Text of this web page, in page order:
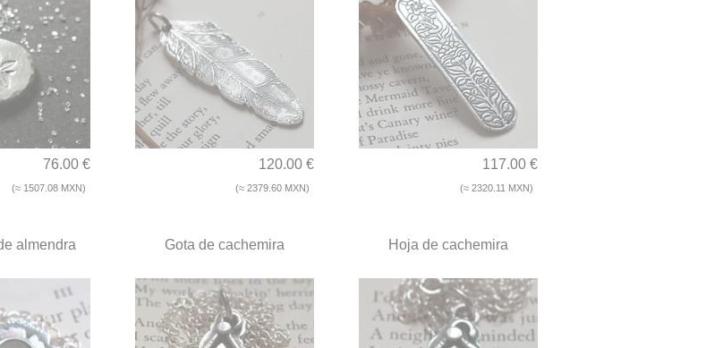
76.00 €
(≈ 1507.08 MXN)
120.00 €
(≈ 2379.60 MXN)
117.00 €
(≈ 2320.11 MXN)
almendra Gota de cachemira Hoja de cachemira